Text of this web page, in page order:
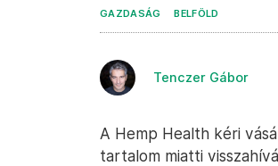
GAZDASÁG BELFÖLD
Tenczer Gábor
A Hemp Health kéri
tartalom miatti